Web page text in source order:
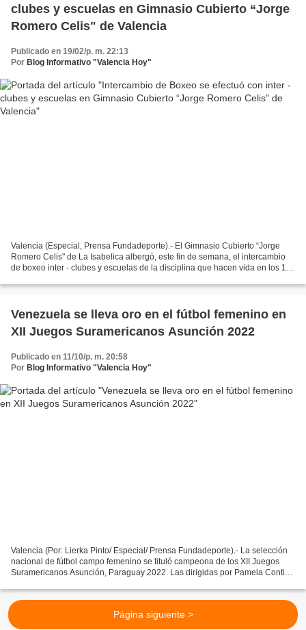
clubes y escuelas en Gimnasio Cubierto “Jorge
Romero Celis" de Valencia
Publicado en 19/02/p. m. 22:13
Por Blog Informativo "Valencia Hoy"
Valencia (Especial, Prensa Fundadeporte).- El Gimnasio Cubierto “Jorge
Romero Celis" de La Isabelica albergó, este fin de semana, el intercambio
de boxeo inter - clubes y escuelas de la disciplina que hacen vida en los 14
Venezuela se lleva oro en el fútbol femenino en
XII Juegos Suramericanos Asunción 2022
Publicado en 11/10/p. m. 20:58
Por Blog Informativo "Valencia Hoy"
Valencia (Por: Lierka Pinto/ Especial/ Prensa Fundadeporte).- La selección
nacional de fútbol campo femenino se tituló campeona de los XII Juegos
Suramericanos Asunción, Paraguay 2022. Las dirigidas por Pamela Conti
Página siguiente >